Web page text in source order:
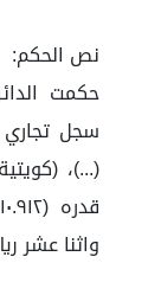
نص الحكم:
حكمت
سجل
(...)،
واثنا عشر